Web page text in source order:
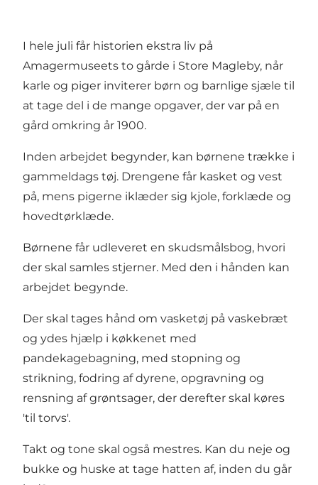
I hele juli får historien ekstra liv på
Amagermuseets to gårde i Store Magleby, når
karle og piger inviterer børn og barnlige sjæle til
at tage del i de mange opgaver, der var på en
gård omkring år 1900.
Inden arbejdet begynder, kan børnene trække i
gammeldags tøj. Drengene får kasket og vest
på, mens pigerne iklæder sig kjole, forklæde og
hovedtørklæde.
Børnene får udleveret en skudsmålsbog, hvori
der skal samles stjerner. Med den i hånden kan
arbejdet begynde.
Der skal tages hånd om vasketøj på vaskebræt
og ydes hjælp i køkkenet med
pandekagebagning, med stopning og
strikning, fodring af dyrene, opgravning og
rensning af grøntsager, der derefter skal køres
'til torvs'.
Takt og tone skal også mestres. Kan du neje og
bukke og huske at tage hatten af, inden du går